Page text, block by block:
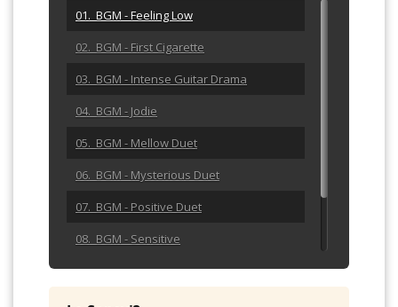
01. BGM - Feeling Low
02. BGM - First Cigarette
03. BGM - Intense Guitar Drama
04. BGM - Jodie
05. BGM - Mellow Duet
06. BGM - Mysterious Duet
07. BGM - Positive Duet
08. BGM - Sensitive
09. BGM - Sliding Around Duet
10. BGM - Strong Rhythms